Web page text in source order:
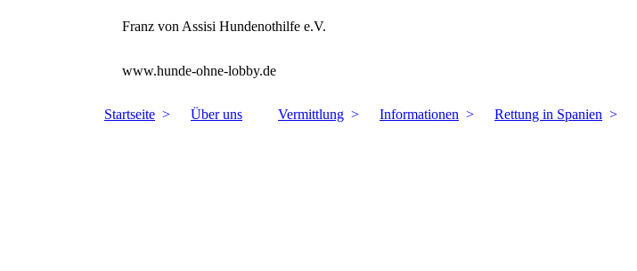
Franz von Assisi Hundenothilfe e.V.
www.hunde-ohne-lobby.de
Startseite Über uns Vermittlung Informationen Rettung in Spanien